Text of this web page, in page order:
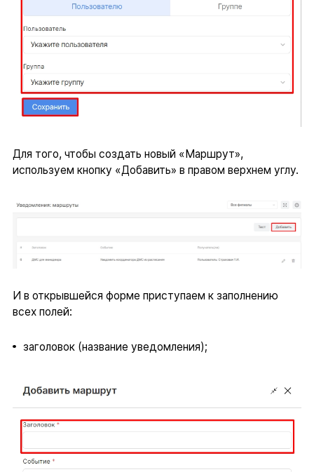
Для того, чтобы создать новый «Маршрут»,
используем кнопку «Добавить» в правом верхнем углу.
И в открывшейся форме приступаем к заполнению
всех полей:
заголовок (название уведомления);